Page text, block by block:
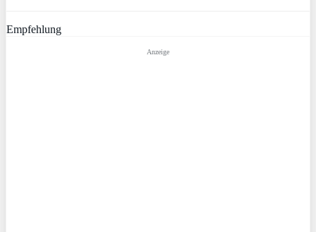
Empfehlung
Anzeige